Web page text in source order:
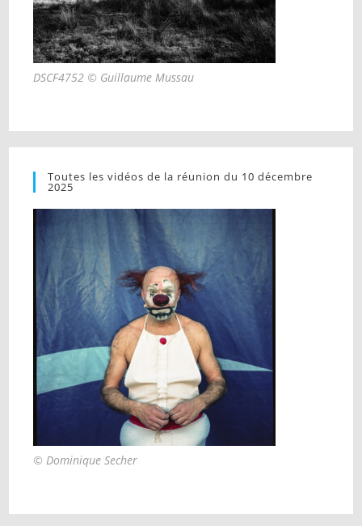
DSCF4752 © Guillaume Mussau
Toutes les vidéos de la réunion du 10 décembre
2025
© Dominique Secher